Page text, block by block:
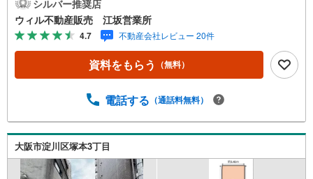
コンパクトな土地！■『ライフ三津屋店』徒歩7分で買物便
利！周辺にはドラッグストア・コンビニも徒歩圏に充
実！・「ウエルシア淀川三津屋中店」まで徒歩6分！・「ス
ギドラッグ 神崎川駅前店」まで徒歩8分！・「セブン-イレ
ブン 三津屋店」まで徒歩6分！・「ファミリーマート 三津
店」まで徒歩7分！■家計にやさしい都市ガス設備！【弊社
す。■キッズスペースもございますので、小さなお子様がい
らっしゃるご家族もお気軽にご来場ください！【営業時間
10:00～19:00】（定休日なし）火曜日・水曜日も営業して
おります。上記時間はお電話が繋がりやすくなっておりま
シルバー推奨店
ウィル不動産販売 江坂営業所
4.7 不動産会社レビュー 20件
資料をもらう （無料）
電話する （通話料無料）
大阪市淀川区塚本3丁目